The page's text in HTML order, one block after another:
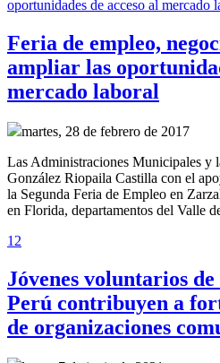
Feria de empleo,
ampliar las
mercado laboral
martes, 28 de febrero de 2017
Las Administraciones Municipales y
González Riopaila Castilla con el
la Segunda Feria de Empleo en
en Florida, departamentos del Valle
1 2
Jóvenes voluntarios
Perú contribuyen a
de organizaciones